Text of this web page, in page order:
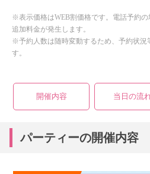
※表示価格はWEB割価格です。電話予約
追加料金が発生します。
※予約人数は随時変動するため、予約状況
す。
開催内容 当日の流
パーティーの開催内容